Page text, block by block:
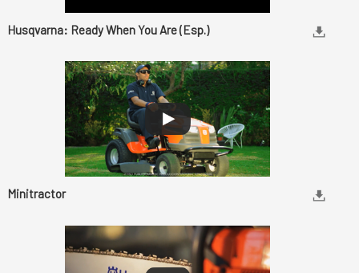
Husqvarna: Ready When You Are (Esp.)
Minitractor